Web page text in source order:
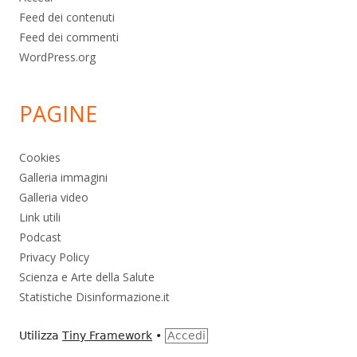
Feed dei contenuti
Feed dei commenti
WordPress.org
PAGINE
Cookies
Galleria immagini
Galleria video
Link utili
Podcast
Privacy Policy
Scienza e Arte della Salute
Statistiche Disinformazione.it
Utilizza Tiny Framework • Accedi